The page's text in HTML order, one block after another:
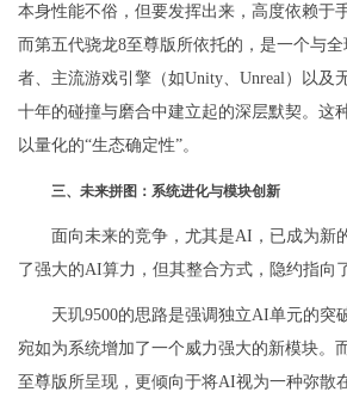
本身性能不俗，但要发挥出来，高度依赖于
而第五代骁龙8至尊版所依托的，是一个与
者、主流游戏引擎（如Unity、Unreal）以及
十年的碰撞与磨合中建立起的深层默契。这
以量化的“生态确定性”。
三、未来拼图：系统进化与模块创新
面向未来的竞争，尤其是AI，已成为新
了强大的AI算力，但其整合方式，隐约指向
天玑9500的思路是强调独立AI单元的突
宛如为系统增加了一个威力强大的新模块。
至尊版所呈现，更倾向于将AI视为一种弥散